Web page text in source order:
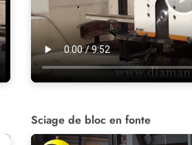
Sciage de bloc en fonte